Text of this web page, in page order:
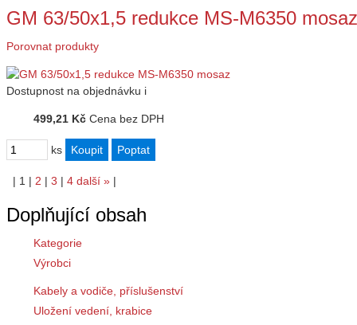
GM 63/50x1,5 redukce MS-M6350 mosaz
Porovnat produkty
Dostupnost na objednávku i
499,21 Kč Cena bez DPH
ks
| 1 | 2 | 3 | 4 další » |
Doplňující obsah
Kategorie
Výrobci
Kabely a vodiče, příslušenství
Uložení vedení, krabice